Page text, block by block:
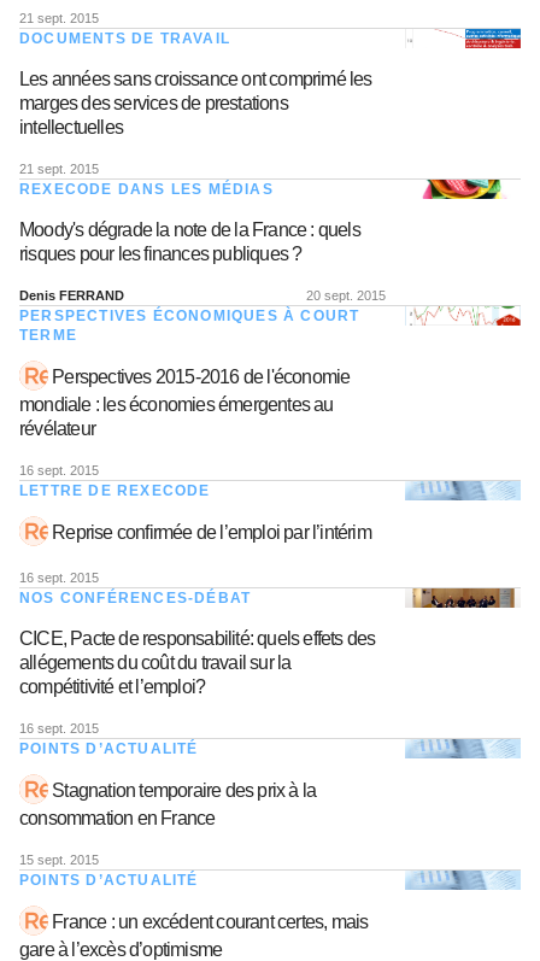
21 sept. 2015
DOCUMENTS DE TRAVAIL
Les années sans croissance ont comprimé les
marges des services de prestations
intellectuelles
21 sept. 2015
REXECODE DANS LES MÉDIAS
Moody's dégrade la note de la France : quels
risques pour les finances publiques ?
Denis FERRAND 20 sept. 2015
PERSPECTIVES ÉCONOMIQUES À COURT
TERME
Perspectives 2015-2016 de l'économie
mondiale : les économies émergentes au
révélateur
16 sept. 2015
LETTRE DE REXECODE
Reprise confirmée de l’emploi par l’intérim
16 sept. 2015
NOS CONFÉRENCES-DÉBAT
CICE, Pacte de responsabilité: quels effets des
allégements du coût du travail sur la
compétitivité et l’emploi?
16 sept. 2015
POINTS D’ACTUALITÉ
Stagnation temporaire des prix à la
consommation en France
15 sept. 2015
POINTS D’ACTUALITÉ
France : un excédent courant certes, mais
gare à l’excès d’optimisme